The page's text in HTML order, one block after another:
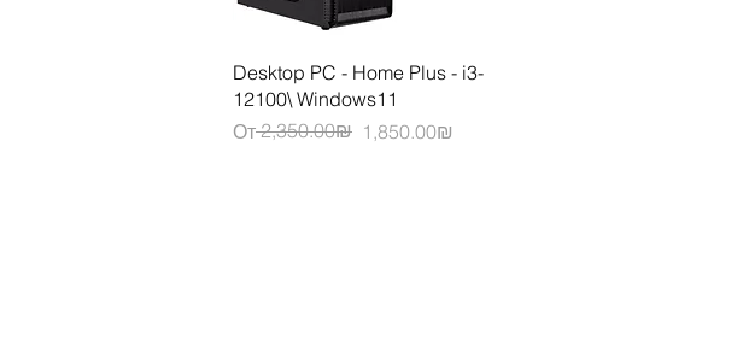
Быстрый просмотр
Desktop PC - Home Plus - i3-
12100\ Windows11
От
Обычная цена
‏2,350.00 ‏₪ ‏1,850.00 ‏₪
Цена со скидкой